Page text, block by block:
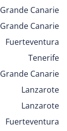
Grande Canarie
Grande Canarie
Fuerteventura
Tenerife
Grande Canarie
Lanzarote
Lanzarote
Fuerteventura